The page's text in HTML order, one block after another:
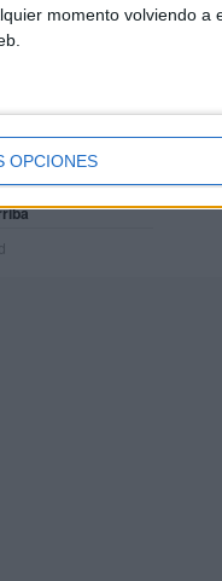
momento volviendo
OPCIONES